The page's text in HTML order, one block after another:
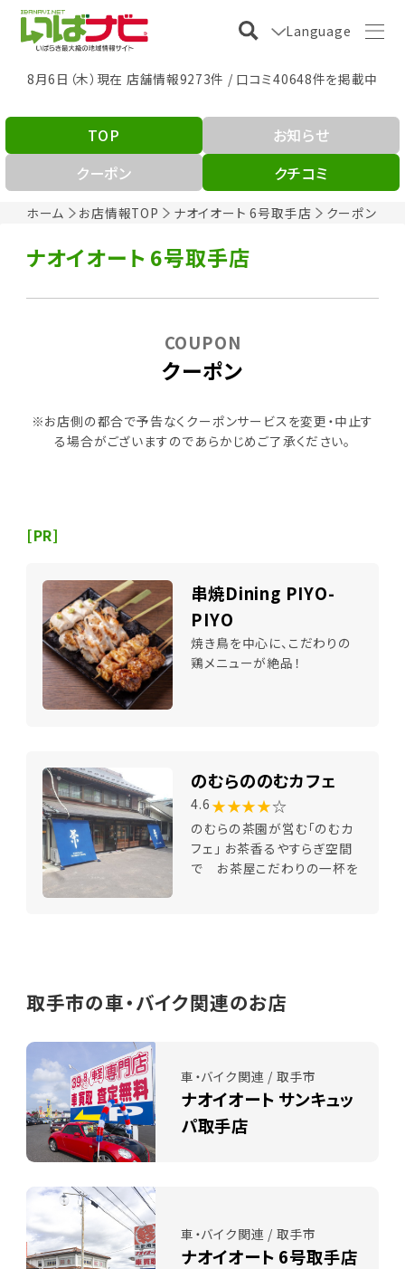
Language
8月6日（木）現在 店舗情報9273件 / 口コミ40648件を掲載中
ホーム お店情報TOP ナオイオート 6号取手店 クーポン
TOP
お知らせ
クーポン
クチコミ
ナオイオート 6号取手店
クーポン
COUPON
※お店側の都合で予告なくクーポンサービスを変更・中止す
る場合がございますのであらかじめご了承ください。
[PR]
串焼Dining PIYO-
PIYO
焼き鳥を中心に、こだわりの
鶏メニューが絶品！
のむらののむカフェ
4.6 ★★★★☆
のむらの茶園が営む「のむカ
フェ」 お茶香るやすらぎ空間
で お茶屋こだわりの一杯を
取手市の車・バイク関連のお店
車・バイク関連 / 取手市
ナオイオート サンキュッ
パ取手店
車・バイク関連 / 取手市
ナオイオート 6号取手店